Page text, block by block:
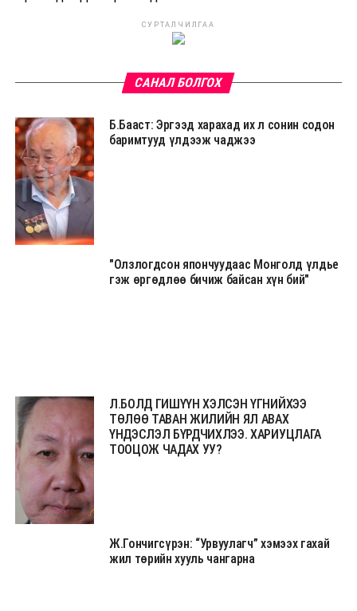
СУРТАЛЧИЛГАА
САНАЛ БОЛГОХ
Б.Бааст: Эргээд харахад их л сонин содон
баримтууд үлдээж чаджээ
"Олзлогдсон япончуудаас Монголд үлдье
гэж өргөдлөө бичиж байсан хүн бий"
Л.БОЛД ГИШҮҮН ХЭЛСЭН ҮГНИЙХЭЭ
ТӨЛӨӨ ТАВАН ЖИЛИЙН ЯЛ АВАХ
ҮНДЭСЛЭЛ БҮРДЧИХЛЭЭ. ХАРИУЦЛАГА
ТООЦОЖ ЧАДАХ УУ?
Ж.Гончигсүрэн: “Урвуулагч” хэмээх гахай
жил төрийн хууль чангарна